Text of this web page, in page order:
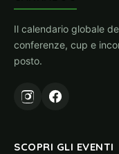
Il calendario globale
conferenze, cup e
posto.
SCOPRI GLI EVENTI